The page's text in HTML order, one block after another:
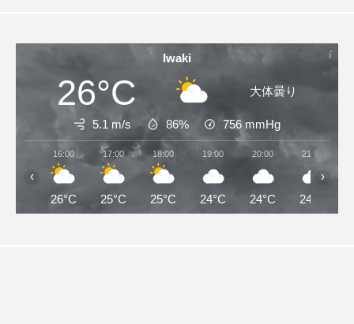
Iwaki
26°C 大体曇り
5.1 m/s 86% 756 mmHg
16:00
26°C
17:00
25°C
18:00
25°C
19:00
24°C
20:00
24°C
21:00
24°C
‹ ›